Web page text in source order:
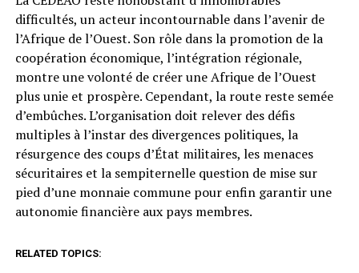
difficultés, un acteur incontournable dans l’avenir de
l’Afrique de l’Ouest. Son rôle dans la promotion de la
coopération économique, l’intégration régionale,
montre une volonté de créer une Afrique de l’Ouest
plus unie et prospère. Cependant, la route reste semée
d’embûches. L’organisation doit relever des défis
multiples à l’instar des divergences politiques, la
résurgence des coups d’État militaires, les menaces
sécuritaires et la sempiternelle question de mise sur
pied d’une monnaie commune pour enfin garantir une
autonomie financière aux pays membres.
RELATED TOPICS: